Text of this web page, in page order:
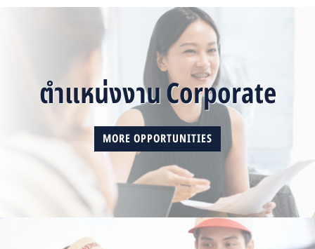
ตำแหน่งงาน Corporate
MORE OPPORTUNITIES